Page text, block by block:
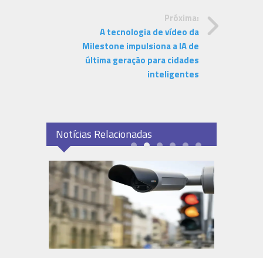
Próxima:
A tecnologia de vídeo da
Milestone impulsiona a IA de
última geração para cidades
inteligentes
Notícias Relacionadas